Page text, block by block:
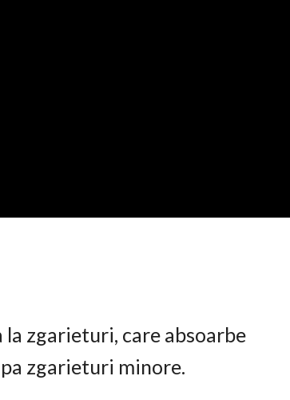
zgarieturi, care absoarbe
zgarieturi minore.